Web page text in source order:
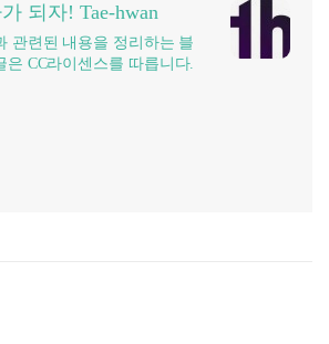
되자! Tae-hwan
관련된 내용을 정리하는 블
은 CC라이센스를 따릅니다.